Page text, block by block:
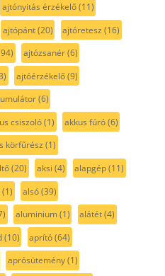
ajtónyitás érzékelő(11)
ajtópánt(20) ajtóretesz (16)
ajtózsanér(6)
ajtóérzékelő(9)
(6)
csiszoló(1) akkus fúró(6)
körfűrész (1)
(20) aksi (4) alapgép(11)
(1) alsó(39)
aluminium(1) alátét(4)
(10) aprító(64)
aprósütemény(1)